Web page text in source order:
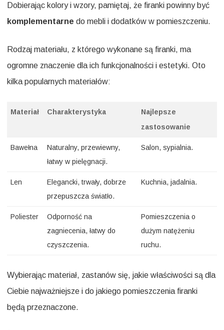
Dobierając kolory i wzory, pamiętaj, że firanki powinny być
komplementarne do mebli i dodatków w pomieszczeniu.
Rodzaj materiału, z którego wykonane są firanki, ma
ogromne znaczenie dla ich funkcjonalności i estetyki. Oto
kilka popularnych materiałów:
Materiał Charakterystyka
Najlepsze
zastosowanie
Bawełna
Naturalny, przewiewny,
łatwy w pielęgnacji.
Salon, sypialnia.
Len
Elegancki, trwały, dobrze
przepuszcza światło.
Kuchnia, jadalnia.
Poliester
Odporność na
zagniecenia, łatwy do
czyszczenia.
Pomieszczenia o
dużym natężeniu
ruchu.
Wybierając materiał, zastanów się, jakie właściwości są dla
Ciebie najważniejsze i do jakiego pomieszczenia firanki
będą przeznaczone.